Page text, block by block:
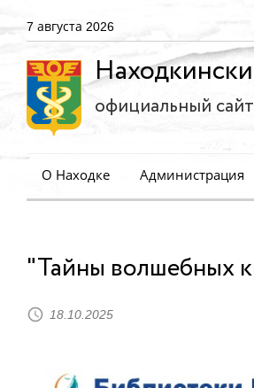
7 августа 2026
официальный сайт
О Находке Администрация
"Тайны волшебных
18.10.2025